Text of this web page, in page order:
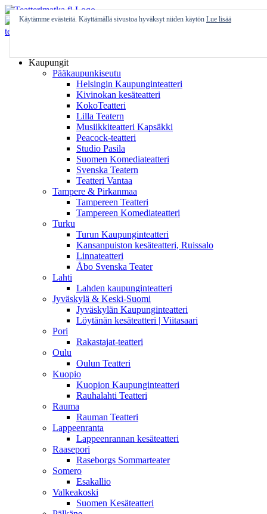
Skip
to
content
Kaupungit
Pääkaupunkiseutu
Helsingin Kaupunginteatteri
Kivinokan kesäteatteri
KokoTeatteri
Lilla Teatern
Musiikkiteatteri Kapsäkki
Peacock-teatteri
Studio Pasila
Suomen Komediateatteri
Svenska Teatern
Teatteri Vantaa
Tampere & Pirkanmaa
Tampereen Teatteri
Tampereen Komediateatteri
Turku
Turun Kaupunginteatteri
Kansanpuiston kesäteatteri, Ruissalo
Linnateatteri
Åbo Svenska Teater
Lahti
Lahden kaupunginteatteri
Jyväskylä & Keski-Suomi
Jyväskylän Kaupunginteatteri
Löytänän kesäteatteri | Viitasaari
Pori
Rakastajat-teatteri
Oulu
Oulun Teatteri
Kuopio
Kuopion Kaupunginteatteri
Rauhalahti Teatteri
Rauma
Rauman Teatteri
Lappeenranta
Lappeenrannan kesäteatteri
Raasepori
Raseborgs Sommarteater
Somero
Esakallio
Valkeakoski
Suomen Kesäteatteri
Käytämme evästeitä. Käyttämällä sivustoa hyväksyt niiden käytön Lue lisää